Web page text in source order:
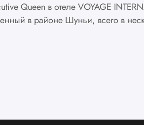
Queen в отеле VOYAGE
в районе Шуньи, всего в